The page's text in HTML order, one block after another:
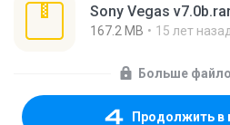
Sony Vegas
167.2 MB 15 лет назад
Больше
Продолжить в